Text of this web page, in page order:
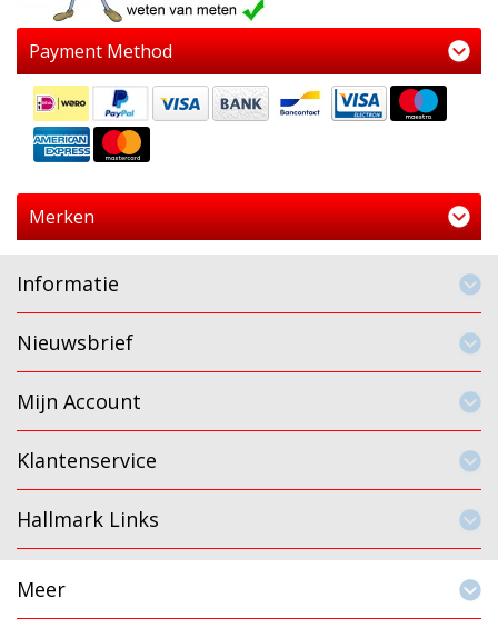
Payment Method
Merken
Informatie
Nieuwsbrief
Mijn Account
Klantenservice
Hallmark Links
Meer